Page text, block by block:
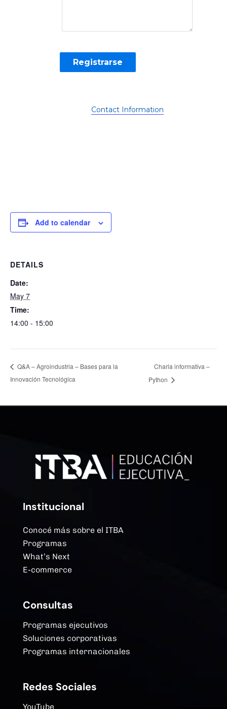
Contact Information
Add to calendar
DETAILS
Date:
May 7
Time:
14:00 - 15:00
Q&A – Agroindustria – Bases para la
Innovación Tecnológica
Charla informativa –
Python
Institucional
Conocé más sobre el ITBA
Programas
What’s Next
E-commerce
Consultas
Programas ejecutivos
Soluciones corporativas
Programas internacionales
Redes Sociales
YouTube